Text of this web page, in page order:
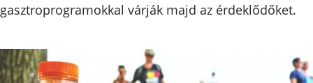
gasztroprogramokkal várják majd az érdeklődőket.